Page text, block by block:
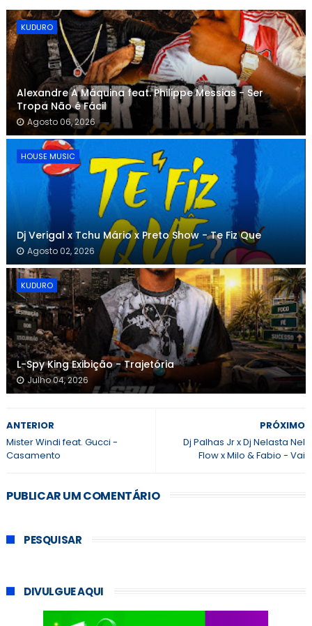
KUDURO
Alexandre A Máquina feat. Philippe Messias - Ser
Tropa Não é Fácil
Agosto 06, 2026
HOUSE MUSIC
Dj Verigal x Tchu Mário x Preto Show - Te Fiz Que
Agosto 02, 2026
KUDURO
L-Spy King Exibição - Trajetória
Julho 04, 2026
PRÓXIMO
Dj Palhas Jr x Dj Nelasta Nel
Flow x Milo & Fabio - Vai
ANTERIOR
Mister Windi feat. Gucci -
Casamento
PUBLICAR UM COMENTÁRIO
PESQUISAR
DIVULGUE AQUI